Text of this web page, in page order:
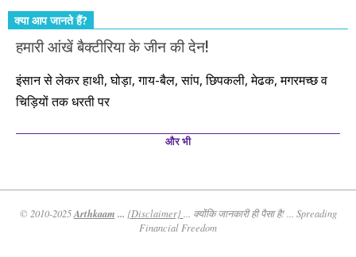
क्या आप जानते हैं?
हमारी आंखें बैक्टीरिया के जीन की देन!
इंसान से लेकर हाथी, घोड़ा, गाय-बैल, सांप, छिपकली, मेढक, मगरमच्छ व
चिड़ियों तक धरती पर
और भी
© 2010-2025Arthkaam ... {Disclaimer}
... क्योंकि जानकारी ही पैसा है! ... Spreading
Financial Freedom